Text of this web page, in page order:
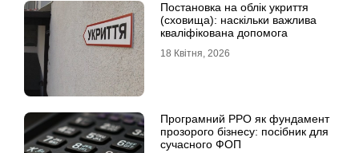
Постановка на облік укриття
(сховища): наскільки важлива
кваліфікована допомога
18 Квітня, 2026
Програмний РРО як фундамент
прозорого бізнесу: посібник для
сучасного ФОП